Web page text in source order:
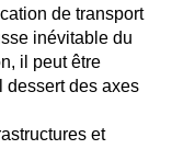
de transport
inévitable du
il peut être
dessert des axes
et